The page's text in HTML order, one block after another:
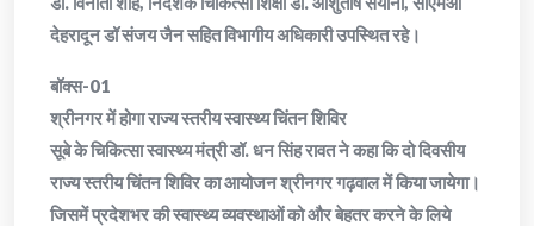
देहरादून डॉ संजय जैन सहित विभागीय अधिकारी उपस्थित रहे।
बॉक्स-01
श्रीनगर में होगा राज्य स्तरीय स्वास्थ्य चिंतन शिविर
सूबे के चिकित्सा स्वास्थ्य मंत्री डॉ. धन सिंह रावत ने कहा कि दो दिवसीय
राज्य स्तरीय चिंतन शिविर का आयोजन श्रीनगर गढ़वाल में किया जायेगा।
जिसमें प्रदेशभर की स्वास्थ्य व्यवस्थाओं को और बेहतर करने के लिये